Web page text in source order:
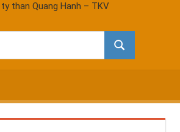
than Quang Hanh – TKV
Search